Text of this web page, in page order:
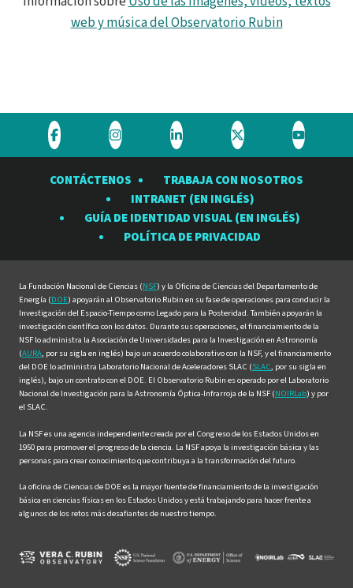
web y música del Observatorio Rubin
Visite
Observatorio
Visite
Observatorio
Rubin
en
Visite
Observatorio
Rubin
en
Visite
Observatorio
Rubin
en
Visite
Rubin
en
CONTÁCTENOS
TRABAJA CON NOSOTROS
INTRANET (EN INGLÉS)
GUÍA DE IDENTIDAD VISUAL (EN INGLÉS)
POLÍTICA DE PRIVACIDAD
La Fundación Nacional de Ciencias (NSF) y la Oficina de Ciencias del Departamento de
Energía (DOE) apoyarán al Observatorio Rubin en su fase de operaciones para conducir la
Investigación del Espacio-Tiempo como Legado para la Posteridad. También apoyarán la
investigación científica con los datos. Durante sus operaciones, el financiamiento de la
NSF lo administra la Asociación de Universidades para la Investigación en Astronomía
(AURA, por su sigla en inglés) bajo un acuerdo colaborativo con la NSF, y el financiamiento
del DOE lo administra Laboratorio Nacional de Aceleradores SLAC (SLAC, por su sigla en
inglés), bajo un contrato con el DOE. El Observatorio Rubin es operado por el Laboratorio
Nacional de Investigación para la Astronomía Óptica-Infrarroja de la NSF (NOIRLab) y por
el SLAC.
La NSF es una agencia independiente creada por el Congreso de los Estados Unidos en
1950 para promover el progreso de la ciencia. La NSF apoya la investigación básica y las
personas para crear conocimiento que contribuya a la transformación del futuro.
La oficina de Ciencias de DOE es la mayor fuente de financiamiento de la investigación
básica en ciencias físicas en los Estados Unidos y está trabajando para hacer frente a
algunos de los retos más desafiantes de nuestro tiempo.